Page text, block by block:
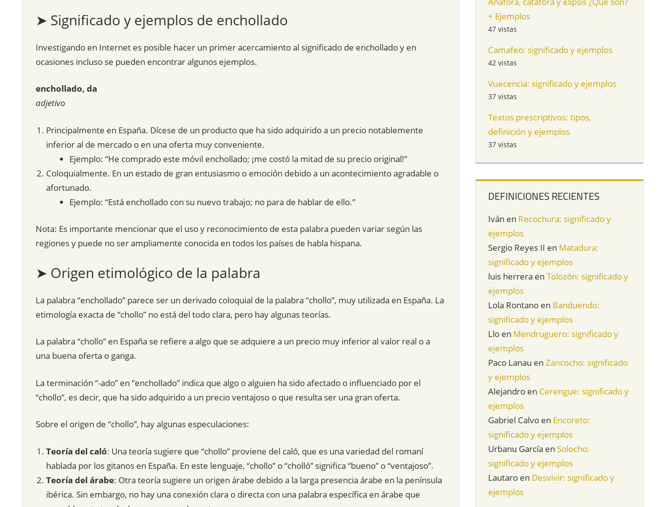
➤ Significado y ejemplos de enchollado
Investigando en Internet es posible hacer un primer acercamiento al significado de enchollado y en
ocasiones incluso se pueden encontrar algunos ejemplos.
enchollado, da
adjetivo
Principalmente en España. Dícese de un producto que ha sido adquirido a un precio notablemente
inferior al de mercado o en una oferta muy conveniente.
Ejemplo: “He comprado este móvil enchollado; ¡me costó la mitad de su precio original!”
Coloquialmente. En un estado de gran entusiasmo o emoción debido a un acontecimiento agradable o
afortunado.
Ejemplo: “Está enchollado con su nuevo trabajo; no para de hablar de ello.”
Nota: Es importante mencionar que el uso y reconocimiento de esta palabra pueden variar según las
regiones y puede no ser ampliamente conocida en todos los países de habla hispana.
➤ Origen etimológico de la palabra
La palabra “enchollado” parece ser un derivado coloquial de la palabra “chollo”, muy utilizada en España. La
etimología exacta de “chollo” no está del todo clara, pero hay algunas teorías.
La palabra “chollo” en España se refiere a algo que se adquiere a un precio muy inferior al valor real o a
una buena oferta o ganga.
La terminación “-ado” en “enchollado” indica que algo o alguien ha sido afectado o influenciado por el
“chollo”, es decir, que ha sido adquirido a un precio ventajoso o que resulta ser una gran oferta.
Sobre el origen de “chollo”, hay algunas especulaciones:
Teoría del caló: Una teoría sugiere que “chollo” proviene del caló, que es una variedad del romaní
hablada por los gitanos en España. En este lenguaje, “chollo” o “cholló” significa “bueno” o “ventajoso”.
Teoría del árabe: Otra teoría sugiere un origen árabe debido a la larga presencia árabe en la península
ibérica. Sin embargo, no hay una conexión clara o directa con una palabra específica en árabe que
+ Ejemplos
47 vistas
Camafeo: significado y ejemplos
42 vistas
Vuecencia: significado y ejemplos
37 vistas
Textos prescriptivos: tipos,
definición y ejemplos
37 vistas
DEFINICIONES RECIENTES
Iván en Recochura: significado y
ejemplos
Sergio Reyes II en Matadura:
significado y ejemplos
luis herrera enTolozón: significado y
ejemplos
Lola Rontano en Banduendo:
significado y ejemplos
Llo en Mendruguero: significado y
ejemplos
Paco Lanau enZancocho: significado
y ejemplos
Alejandro en Cerengue: significado y
ejemplos
Gabriel Calvo en Encoreto:
significado y ejemplos
Urbanu García enSolocho:
significado y ejemplos
Lautaro en Desvivir: significado y
ejemplos